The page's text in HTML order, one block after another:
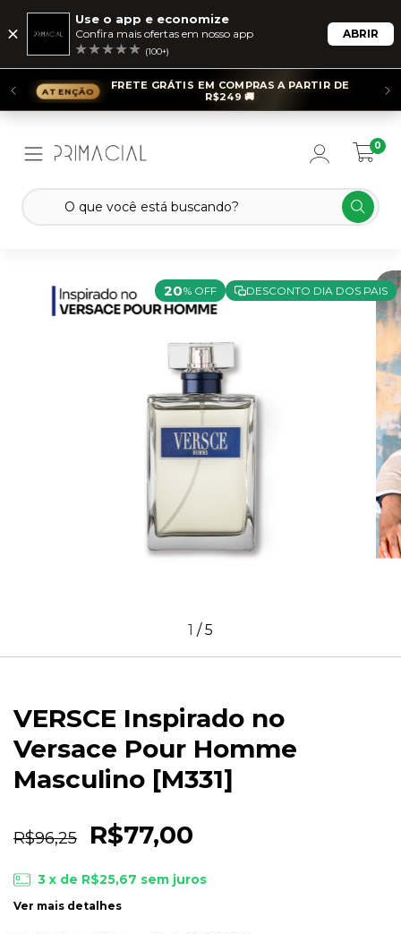
Use o app e economize
Confira mais ofertas em nosso app
(100+)
ABRIR
FRETE GRÁTIS EM COMPRAS A PARTIR DE
R$249 🚚
0
20% OFF DESCONTO DIA DOS PAIS
1 /5
VERSCE Inspirado no
Versace Pour Homme
Masculino [M331]
R$96,25 R$77,00
3 x de R$25,67 sem juros
Ver mais detalhes